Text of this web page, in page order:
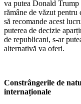
va putea Donald Trump
rămâne de văzut
să recomande acest
puterea de decizie
de republicani, s-ar
alternativă va oferi.
Constrângerile de
internaționale